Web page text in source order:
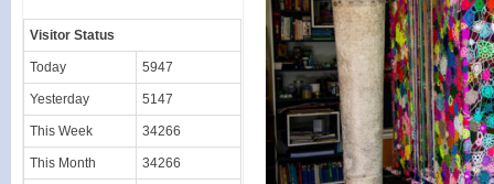
Visitor Status
Today 5947
Yesterday 5147
This Week 34266
This Month 34266